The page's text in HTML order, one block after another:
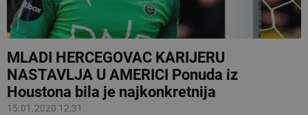
MLADI HERCEGOVAC KARIJERU
NASTAVLJA U AMERICI Ponuda iz
Houstona bila je najkonkretnija
15.01.2020 12:31